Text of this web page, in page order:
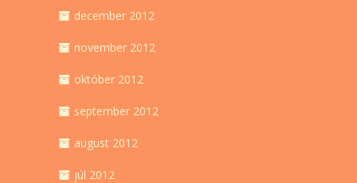
december 2012
november 2012
október 2012
september 2012
august 2012
júl 2012